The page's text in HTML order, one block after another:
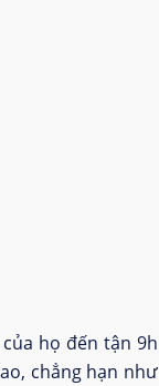
họ đến tận 9h
chẳng hạn như